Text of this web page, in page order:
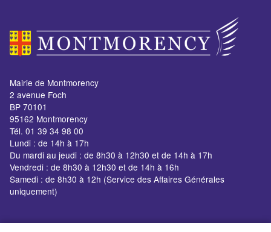
Mairie de Montmorency
2 avenue Foch
BP 70101
95162 Montmorency
Tél. 01 39 34 98 00
Lundi : de 14h à 17h
Du mardi au jeudi : de 8h30 à 12h30 et de 14h à 17h
Vendredi : de 8h30 à 12h30 et de 14h à 16h
Samedi : de 8h30 à 12h (Service des Affaires Générales
uniquement)